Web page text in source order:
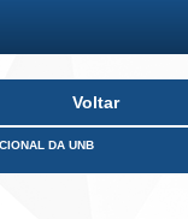
Voltar
DA UNB